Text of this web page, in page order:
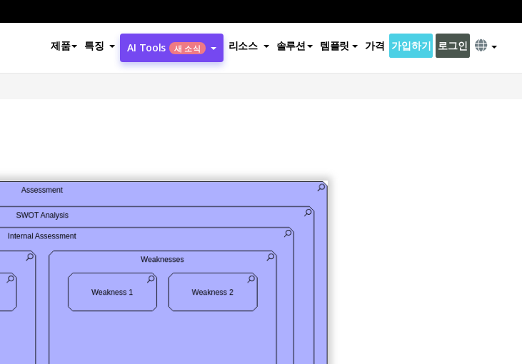
제품 특징 AI Tools 새 소식 리소스 솔루션 템플릿 가격 가입하기 로그인